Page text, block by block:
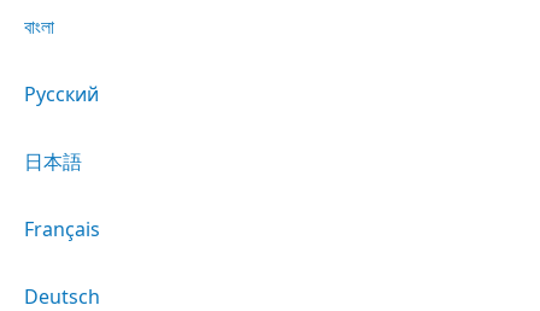
বাংলা
Русский
日本語
Français
Deutsch